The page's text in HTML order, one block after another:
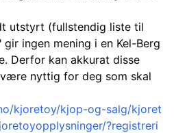
utstyrt (fullstendig liste til
ingen mening i en Kel-Berg
Derfor kan akkurat disse
nyttig for deg som skal
kjoretoy/kjop-og-salg/kjoret
?registreri